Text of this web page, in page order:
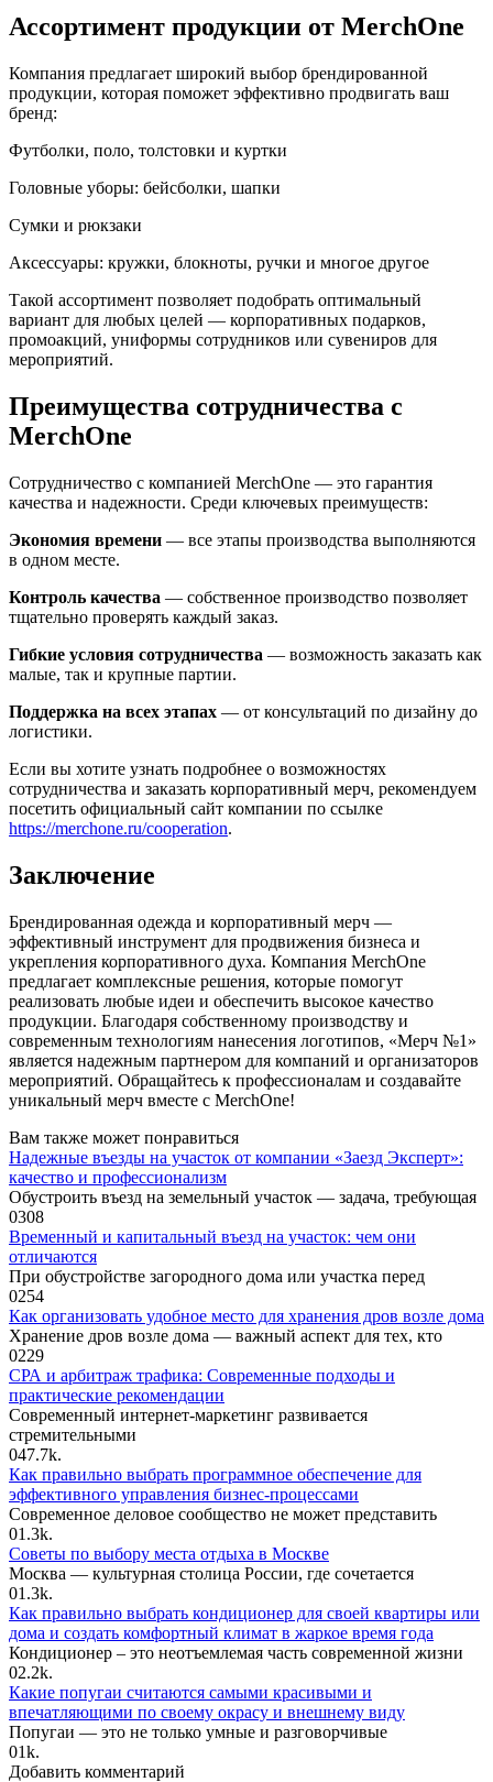
Ассортимент продукции от MerchOne
Компания предлагает широкий выбор брендированной
продукции, которая поможет эффективно продвигать ваш
бренд:
Футболки, поло, толстовки и куртки
Головные уборы: бейсболки, шапки
Сумки и рюкзаки
Аксессуары: кружки, блокноты, ручки и многое другое
Такой ассортимент позволяет подобрать оптимальный
вариант для любых целей — корпоративных подарков,
промоакций, униформы сотрудников или сувениров для
мероприятий.
Преимущества сотрудничества с
MerchOne
Сотрудничество с компанией MerchOne — это гарантия
качества и надежности. Среди ключевых преимуществ:
Экономия времени — все этапы производства выполняются
в одном месте.
Контроль качества — собственное производство позволяет
тщательно проверять каждый заказ.
Гибкие условия сотрудничества — возможность заказать как
малые, так и крупные партии.
Поддержка на всех этапах — от консультаций по дизайну до
логистики.
Если вы хотите узнать подробнее о возможностях
сотрудничества и заказать корпоративный мерч, рекомендуем
посетить официальный сайт компании по ссылке
https://merchone.ru/cooperation.
Заключение
Брендированная одежда и корпоративный мерч —
эффективный инструмент для продвижения бизнеса и
укрепления корпоративного духа. Компания MerchOne
предлагает комплексные решения, которые помогут
реализовать любые идеи и обеспечить высокое качество
продукции. Благодаря собственному производству и
современным технологиям нанесения логотипов, «Мерч №1»
является надежным партнером для компаний и организаторов
мероприятий. Обращайтесь к профессионалам и создавайте
уникальный мерч вместе с MerchOne!
Вам также может понравиться
Надежные въезды на участок от компании «Заезд Эксперт»:
качество и профессионализм
Обустроить въезд на земельный участок — задача, требующая
0308
Временный и капитальный въезд на участок: чем они
отличаются
При обустройстве загородного дома или участка перед
0254
Как организовать удобное место для хранения дров возле дома
Хранение дров возле дома — важный аспект для тех, кто
0229
СРА и арбитраж трафика: Современные подходы и
практические рекомендации
Современный интернет-маркетинг развивается
стремительными
047.7k.
Как правильно выбрать программное обеспечение для
эффективного управления бизнес-процессами
Современное деловое сообщество не может представить
01.3k.
Советы по выбору места отдыха в Москве
Москва — культурная столица России, где сочетается
01.3k.
Как правильно выбрать кондиционер для своей квартиры или
дома и создать комфортный климат в жаркое время года
Кондиционер – это неотъемлемая часть современной жизни
02.2k.
Какие попугаи считаются самыми красивыми и
впечатляющими по своему окрасу и внешнему виду
Попугаи — это не только умные и разговорчивые
01k.
Добавить комментарий